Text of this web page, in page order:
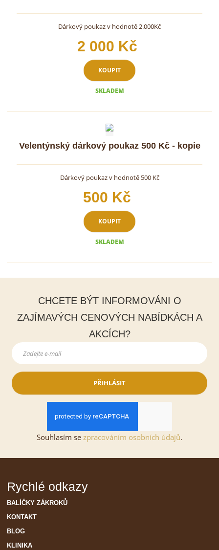
Dárkový poukaz v hodnotě 2.000Kč
2 000 Kč
KOUPIT
SKLADEM
Velentýnský dárkový poukaz 500 Kč - kopie
Dárkový poukaz v hodnotě 500 Kč
500 Kč
KOUPIT
SKLADEM
CHCETE BÝT INFORMOVÁNI O
ZAJÍMAVÝCH CENOVÝCH NABÍDKÁCH A
AKCÍCH?
PŘIHLÁSIT
Souhlasím se zpracováním osobních údajů.
Rychlé odkazy
BALÍČKY ZÁKROKŮ
KONTAKT
BLOG
KLINIKA